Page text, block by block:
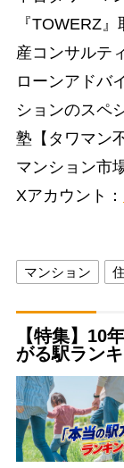
『TOWERZ
産コンサルテ
ローンアドバ
ションのスペ
塾【タワマン
マンション市
Xアカウント：
マンション
【特集】10
がる駅ラン